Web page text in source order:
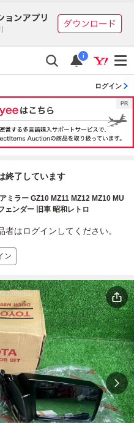
i
ログイン
終了しています
ミラー GZ10 MZ11 MZ12 MZ10 MU
ェンダー 旧車 昭和レトロ
はログインしてください。
ン